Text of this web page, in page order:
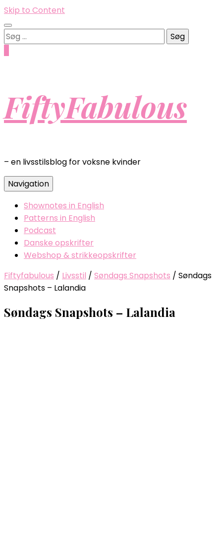
Skip to Content
Søg
efter:
FiftyFabulous
– en livsstilsblog for voksne kvinder
Navigation
Shownotes in English
Patterns in English
Podcast
Danske opskrifter
Webshop & strikkeopskrifter
Fiftyfabulous / Livsstil / Søndags Snapshots / Søndags
Snapshots – Lalandia
Søndags Snapshots – Lalandia